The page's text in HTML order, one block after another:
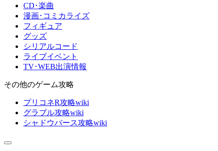
CD･楽曲
漫画･コミカライズ
フィギュア
グッズ
シリアルコード
ライブイベント
TV･WEB出演情報
その他のゲーム攻略
プリコネR攻略wiki
グラブル攻略wiki
シャドウバース攻略wiki